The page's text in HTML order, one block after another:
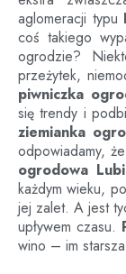
aglomeracji typu
coś takiego
ogrodzie?
przeżytek,
piwniczka
się trendy i
ziemianka
odpowiadamy,
ogrodowa
każdym wieku,
jej zalet. A jest
upływem czasu.
wino – im